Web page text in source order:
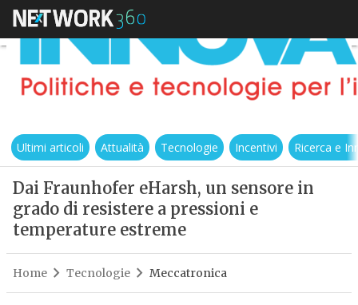
Ultimi articoli Attualità Tecnologie Incentivi Ricerca e
Dai Fraunhofer eHarsh, un sensore in
grado di resistere a pressioni e
temperature estreme
Home Tecnologie Meccatronica